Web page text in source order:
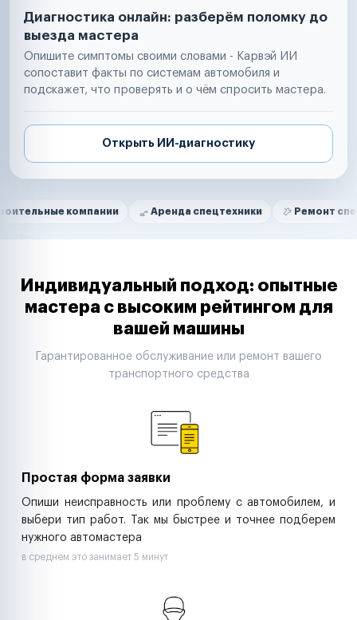
Диагностика онлайн: разберём поломку до
выезда мастера
Опишите симптомы своими словами - Карвэй ИИ
сопоставит факты по системам автомобиля и
подскажет, что проверять и о чём спросить мастера.
Открыть ИИ-диагностику
Нам доверяют
компании Аренда спецтехники Ремонт спецтехники
Маркетплейсы
Таксопарки
Автодилеры
Строительные компании
Аренда спецтехники
Индивидуальный подход: опытные
мастера с высоким рейтингом для
вашей машины
Гарантированное обслуживание или ремонт вашего
транспортного средства
Простая форма заявки
Опиши неисправность или проблему с автомобилем, и
выбери тип работ. Так мы быстрее и точнее подберем
нужного автомастера
в среднем это занимает 5 минут